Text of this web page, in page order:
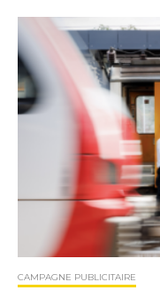
CAMPAGNE PUBLICITAIRE